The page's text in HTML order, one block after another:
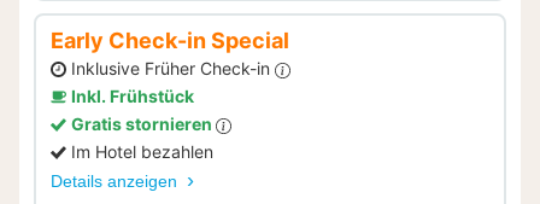
Early Check-in Special
Inklusive Früher Check-in
Inkl. Frühstück
Gratis stornieren
Im Hotel bezahlen
Details anzeigen